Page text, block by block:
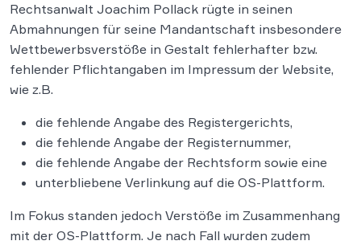
Rechtsanwalt Joachim Pollack rügte in seinen
Abmahnungen für seine Mandantschaft insbesondere
Wettbewerbsverstöße in Gestalt fehlerhafter bzw.
fehlender Pflichtangaben im Impressum der Website,
wie z.B.
die fehlende Angabe des Registergerichts,
die fehlende Angabe der Registernummer,
die fehlende Angabe der Rechtsform sowie eine
unterbliebene Verlinkung auf die OS-Plattform.
Im Fokus standen jedoch Verstöße im Zusammenhang
mit der OS-Plattform. Je nach Fall wurden zudem